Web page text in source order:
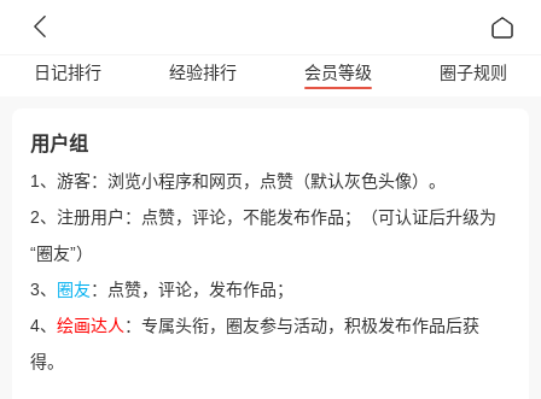
日记排行 经验排行 会员等级 圈子规则
用户组
1、游客：浏览小程序和网页，点赞（默认灰色头像）。
2、注册用户：点赞，评论，不能发布作品；（可认证后升级为
“圈友”）
3、
圈友：点赞，评论，发布作品；
4、 绘画达人 ：专属头衔，圈友参与活动，积极发布作品后获
得。